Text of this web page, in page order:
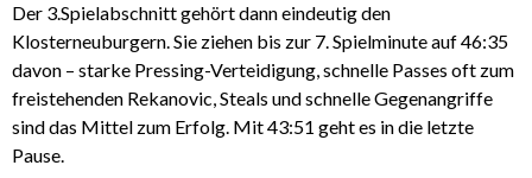
Der 3.Spielabschnitt gehört dann eindeutig den
Klosterneuburgern. Sie ziehen bis zur 7. Spielminute auf 46:35
davon – starke Pressing-Verteidigung, schnelle Passes oft zum
freistehenden Rekanovic, Steals und schnelle Gegenangriffe
sind das Mittel zum Erfolg. Mit 43:51 geht es in die letzte
Pause.